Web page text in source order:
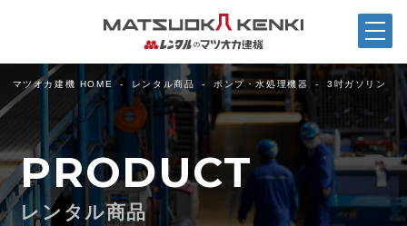
マツオカ建機 HOME レンタル商品 ポンプ・水処理機器 3吋ガソリン
PRODUCT
レンタル商品